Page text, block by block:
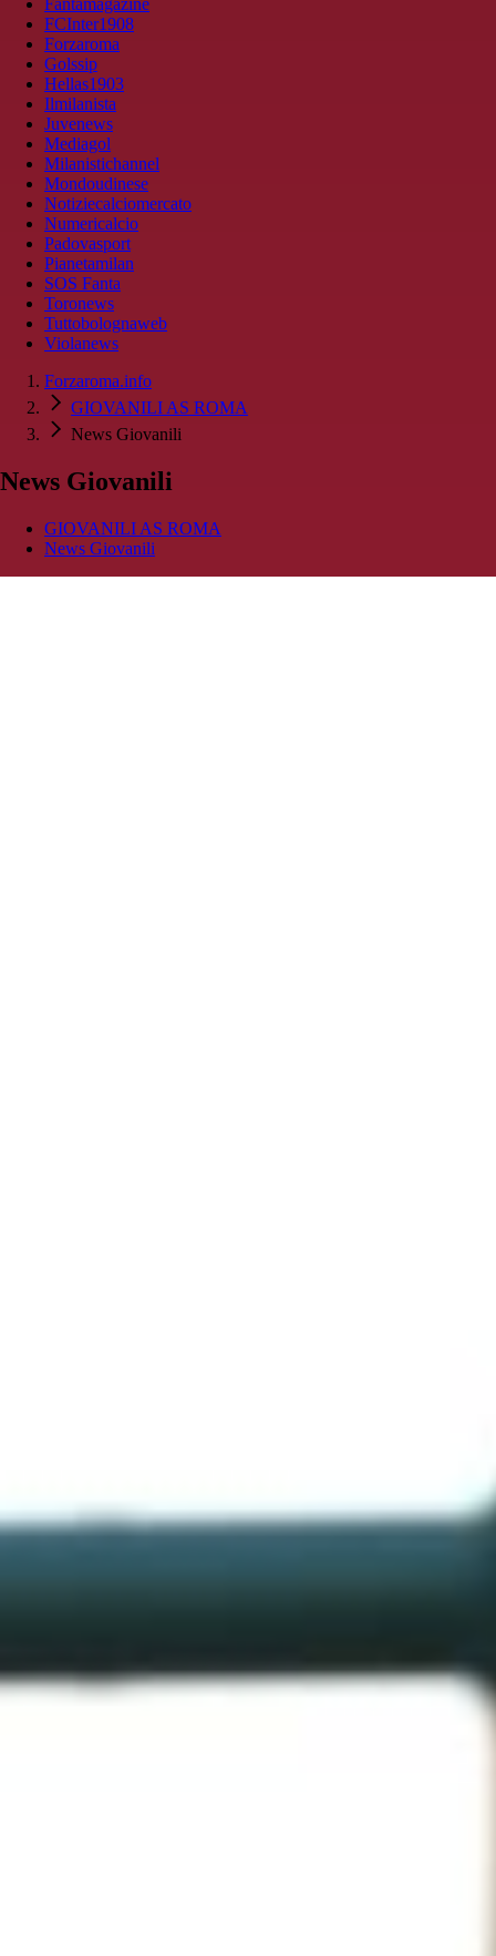
Fantamagazine
FCInter1908
Forzaroma
Golssip
Hellas1903
Ilmilanista
Juvenews
Mediagol
Milanistichannel
Mondoudinese
Notiziecalciomercato
Numericalcio
Padovasport
Pianetamilan
SOS Fanta
Toronews
Tuttobolognaweb
Violanews
Forzaroma.info
GIOVANILI AS ROMA
News Giovanili
News Giovanili
GIOVANILI AS ROMA
News Giovanili